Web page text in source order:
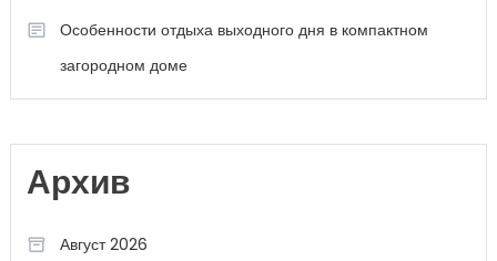
Особенности отдыха выходного дня в компактном
загородном доме
Архив
Август 2026